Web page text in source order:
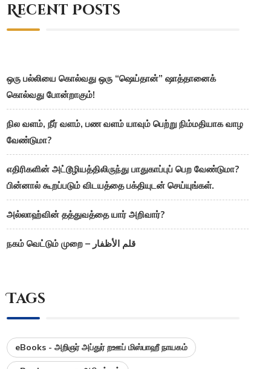
Recent Posts
ஒரு பல்லியை கொல்வது ஒரு “ஷெய்தான்” ஷாத்தானைக்
கொல்வது போன்றாகும்!
நில வளம், நீர் வளம், பண வளம் யாவும் பெற்று நிம்மதியாக வாழ
வேண்டுமா?
எதிரிகளின் அட்டூழியத்திலிருந்து பாதுகாப்புப் பெற வேண்டுமா?
பின்னால் கூறப்படும் விடயத்தை பக்தியுடன் செய்யுங்கள்.
அல்லாஹ்வின் தத்துவத்தை யார் அறிவார்?
நகம் வெட்டும் முறை – قلم الأظفار
Tags
eBooks - அறிஞர் அப்துர் றஊப் மிஸ்பாஹீ நாயகம்